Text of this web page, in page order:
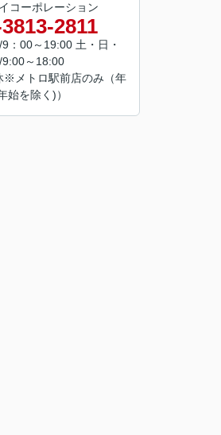
コーポレーション
2811
：00～19:00 土・日・
9:00～18:00
※メトロ駅前店のみ（年
始を除く)）